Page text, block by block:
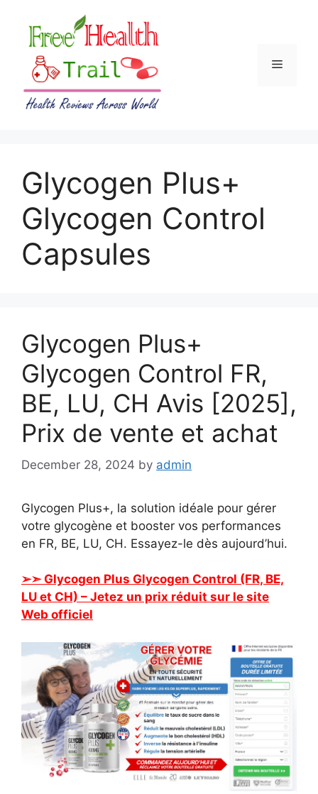
content
Menu
Glycogen Plus+
Glycogen Control
Capsules
Glycogen Plus+
Glycogen Control FR,
BE, LU, CH Avis [2025],
Prix de vente et achat
December 28, 2024 by admin
Glycogen Plus+, la solution idéale pour gérer
votre glycogène et booster vos performances
en FR, BE, LU, CH. Essayez-le dès aujourd’hui.
➢➣ Glycogen Plus Glycogen Control (FR, BE,
LU et CH) – Jetez un prix réduit sur le site
Web officiel